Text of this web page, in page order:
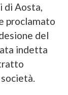
di Aosta,
proclamato
del
indetta